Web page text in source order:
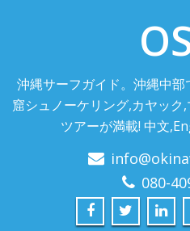
沖縄サーフガイド。沖縄中
窟シュノーケリング,カヤッ
ツアーが満載! 中文
080-